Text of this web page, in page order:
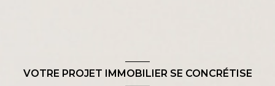
VOTRE PROJET IMMOBILIER SE CONCRÉTISE